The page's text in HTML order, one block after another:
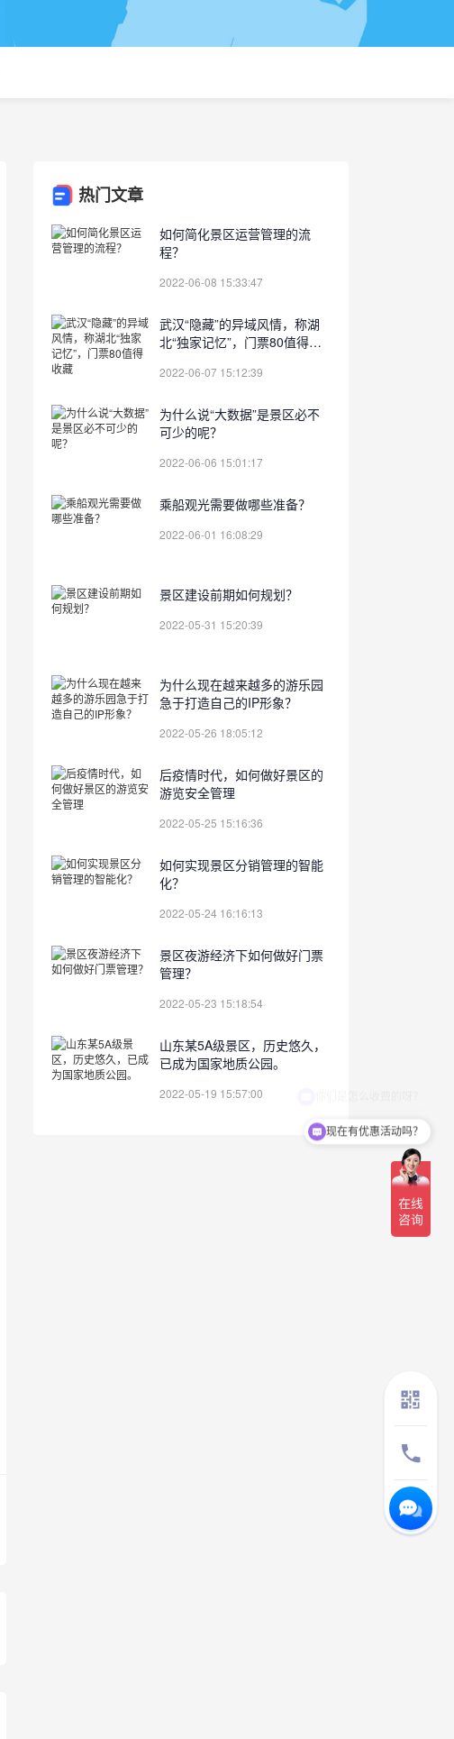
热门文章
如何简化景区运营管理的流
程？
2022-06-08 15:33:47
武汉“隐藏”的异域风情，称湖
北“独家记忆”，门票80值得收
2022-06-07 15:12:39
为什么说“大数据”是景区必不
可少的呢？
2022-06-06 15:01:17
乘船观光需要做哪些准备？
2022-06-01 16:08:29
景区建设前期如何规划？
2022-05-31 15:20:39
为什么现在越来越多的游乐园
急于打造自己的IP形象？
2022-05-26 18:05:12
后疫情时代，如何做好景区的
游览安全管理
2022-05-25 15:16:36
如何实现景区分销管理的智能
化？
2022-05-24 16:16:13
景区夜游经济下如何做好门票
管理？
2022-05-23 15:18:54
山东某5A级景区，历史悠久，
已成为国家地质公园。
2022-05-19 15:57:00
现在有优惠活动吗？